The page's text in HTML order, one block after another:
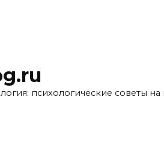
психологические советы